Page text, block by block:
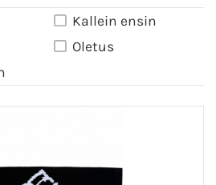
Kallein ensin
Oletus